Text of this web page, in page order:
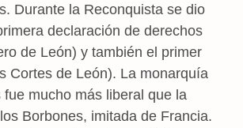
Durante la Reconquista se dio
declaración de derechos
de León) y también el primer
Cortes de León). La monarquía
fue mucho más liberal que la
Borbones, imitada de Francia.